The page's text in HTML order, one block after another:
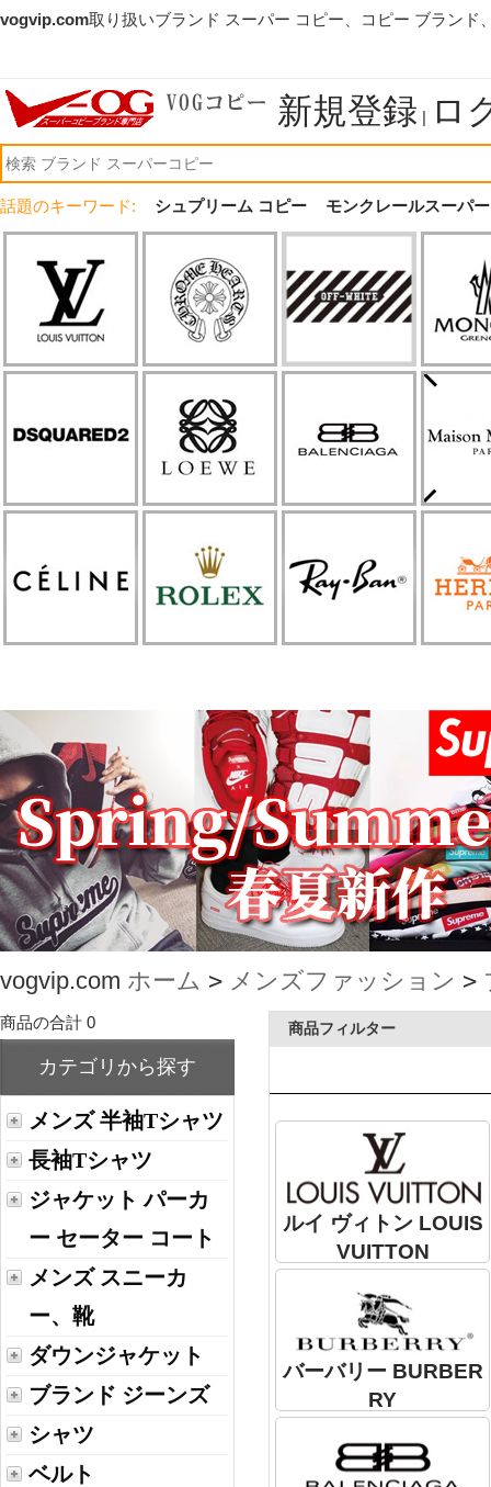
vogvip.com取り扱いブランド スーパー コピー、コピー ブランド
新規登録 | ロ
話題のキーワード: シュプリーム コピー モンクレールスーパ
vogvip.com ホーム > メンズファッション >
商品の合計 0
カテゴリから探す
メンズ 半袖Tシャツ
長袖Tシャツ
ジャケット パーカ
ー セーター コート
メンズ スニーカ
ー、靴
ダウンジャケット
ブランド ジーンズ
シャツ
ベルト
商品フィルター
ルイ ヴィトン LOUIS
VUITTON
バーバリー BURBER
RY